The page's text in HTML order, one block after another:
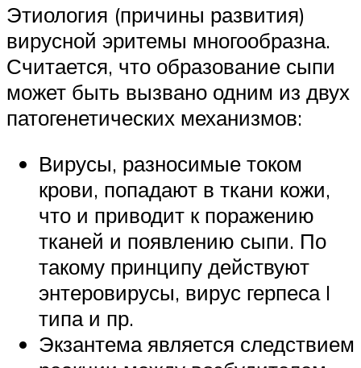
Этиология (причины развития)
вирусной эритемы многообразна.
Считается, что образование сыпи
может быть вызвано одним из двух
патогенетических механизмов:
Вирусы, разносимые током
крови, попадают в ткани кожи,
что и приводит к поражению
тканей и появлению сыпи. По
такому принципу действуют
энтеровирусы, вирус герпеса I
типа и пр.
Экзантема является следствием